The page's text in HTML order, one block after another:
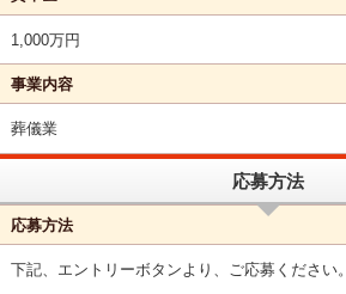
1,000万円
事業内容
葬儀業
応募方法
応募方法
下記、エントリーボタンより、ご応募ください。